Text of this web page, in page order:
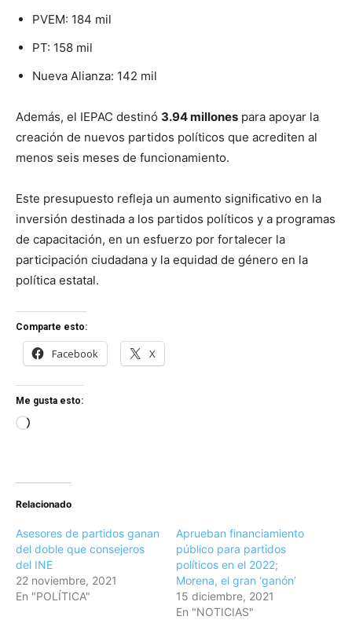
PVEM: 184 mil
PT: 158 mil
Nueva Alianza: 142 mil
Además, el IEPAC destinó 3.94 millones para apoyar la
creación de nuevos partidos políticos que acrediten al
menos seis meses de funcionamiento.
Este presupuesto refleja un aumento significativo en la
inversión destinada a los partidos políticos y a programas
de capacitación, en un esfuerzo por fortalecer la
participación ciudadana y la equidad de género en la
política estatal.
Comparte esto:
Facebook X
Me gusta esto:
Loading…
Relacionado
Asesores de partidos ganan
del doble que consejeros
del INE
22 noviembre, 2021
En "POLÍTICA"
Aprueban financiamiento
público para partidos
políticos en el 2022;
Morena, el gran ‘ganón’
15 diciembre, 2021
En "NOTICIAS"